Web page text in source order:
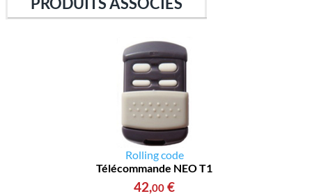
Rolling code
Télécommande NEO T1
42,00 €